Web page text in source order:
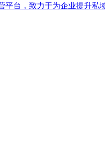
平台，致力于为企业提升私